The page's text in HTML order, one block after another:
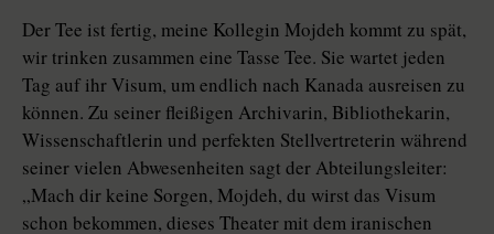
Der Tee ist fertig, meine Kollegin Mojdeh kommt zu spät,
wir trinken zusammen eine Tasse Tee. Sie wartet jeden
Tag auf ihr Visum, um endlich nach Kanada ausreisen zu
können. Zu seiner fleißigen Archivarin, Bibliothekarin,
Wissenschaftlerin und perfekten Stellvertreterin während
seiner vielen Abwesenheiten sagt der Abteilungsleiter:
„Mach dir keine Sorgen, Mojdeh, du wirst das Visum
schon bekommen, dieses Theater mit dem iranischen